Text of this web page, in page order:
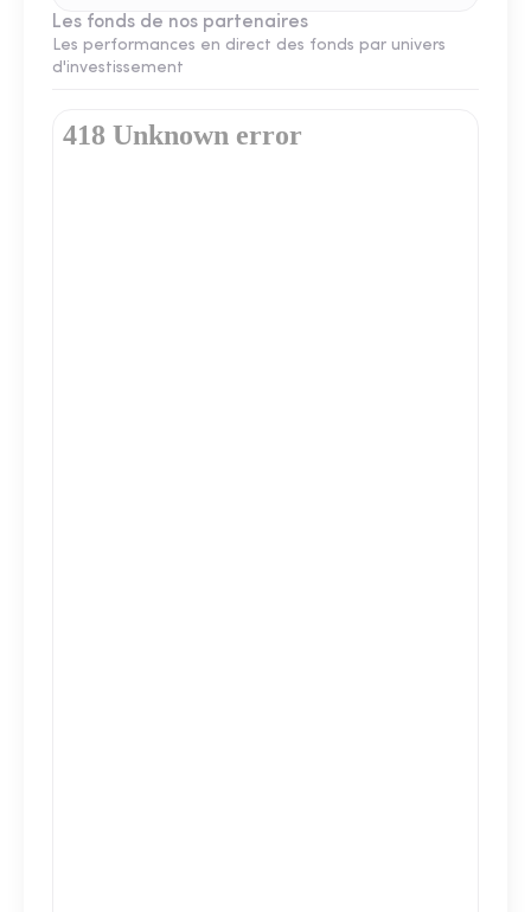
Les fonds de nos partenaires
Les performances en direct des fonds par univers
d'investissement